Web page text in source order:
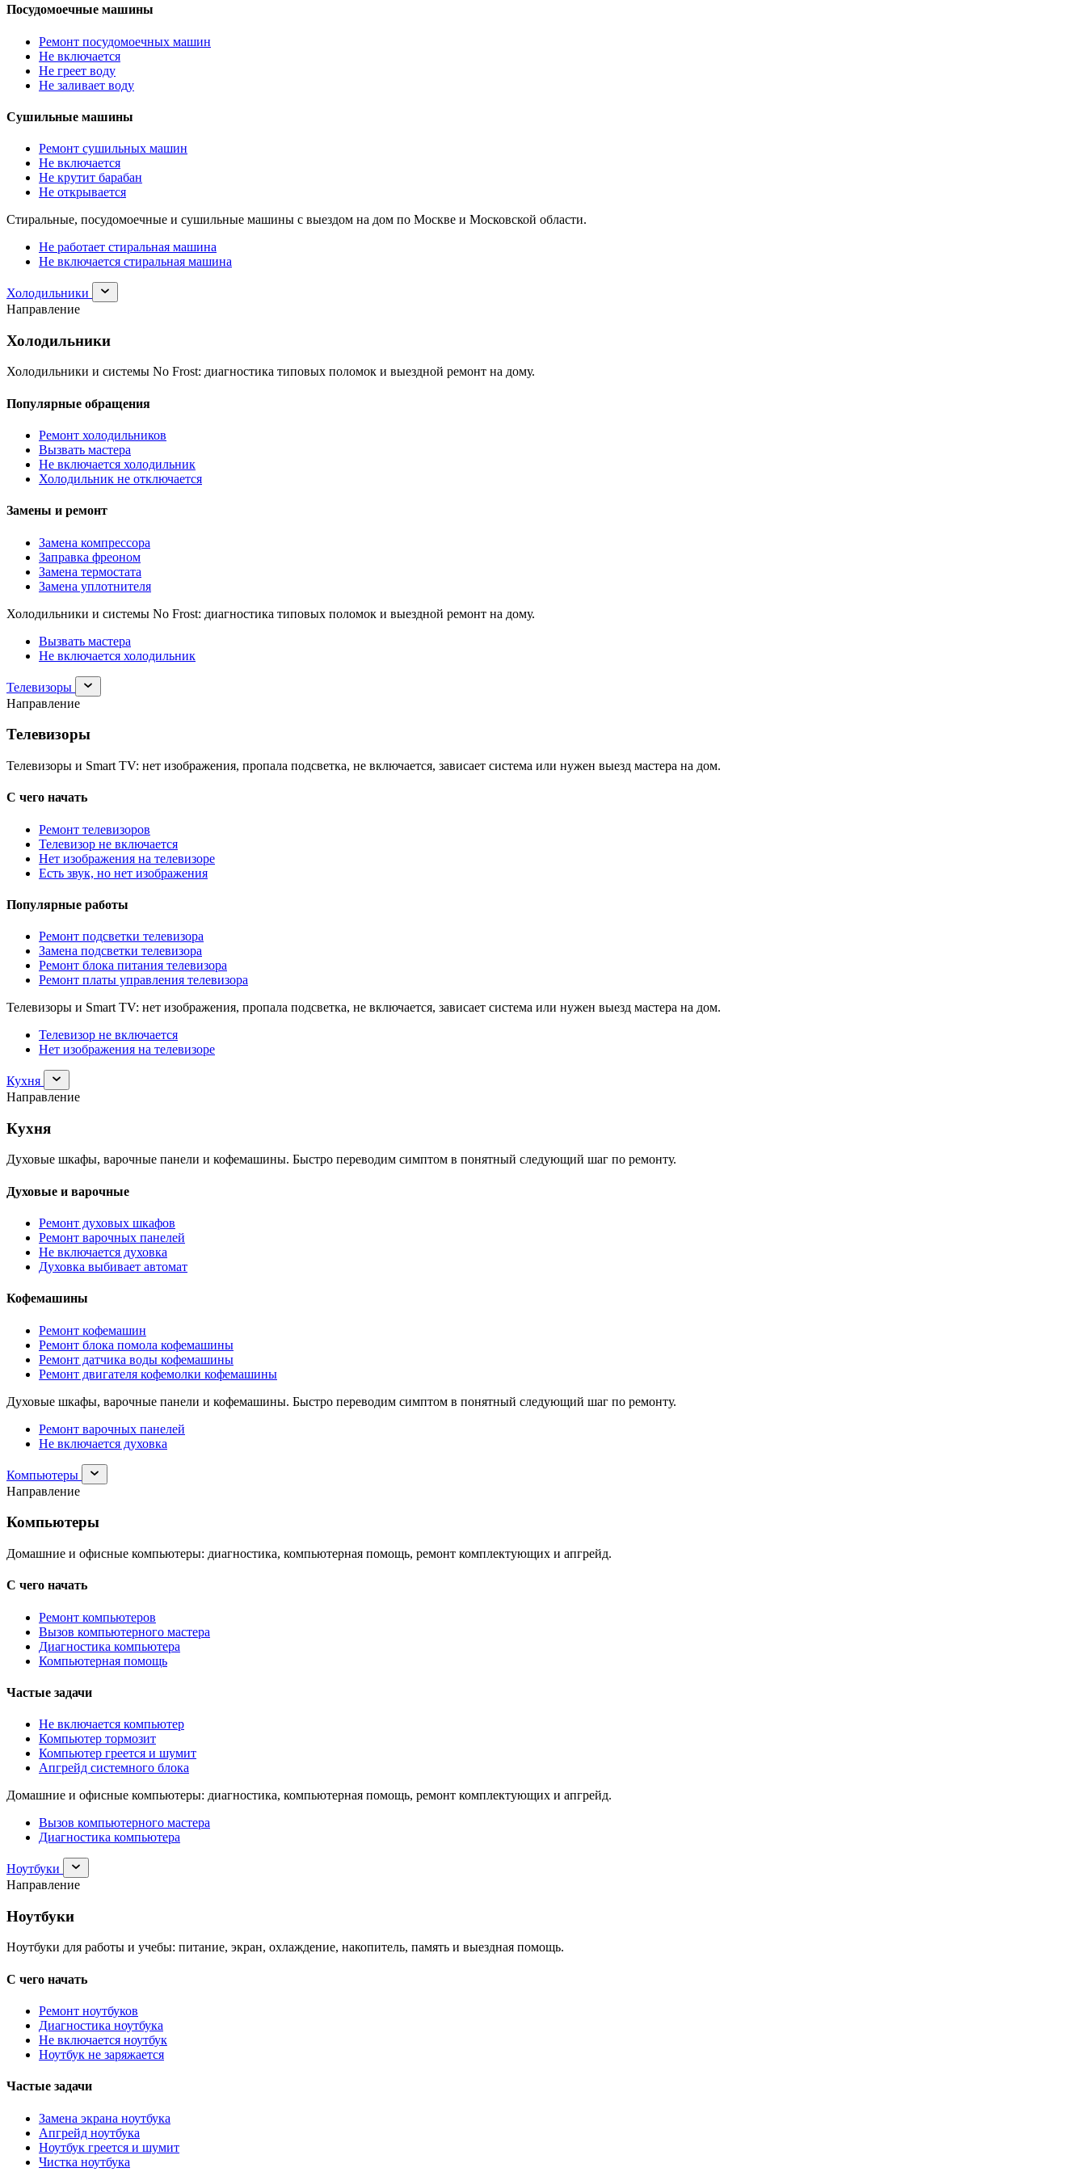
Посудомоечные машины
Ремонт посудомоечных машин
Не включается
Не греет воду
Не заливает воду
Сушильные машины
Ремонт сушильных машин
Не включается
Не крутит барабан
Не открывается
Стиральные, посудомоечные и сушильные машины с выездом на дом по Москве и Московской области.
Не работает стиральная машина
Не включается стиральная машина
Холодильники
Раскрыть
раздел
Направление
Холодильники
Холодильники и системы No Frost: диагностика типовых поломок и выездной ремонт на дому.
Популярные обращения
Ремонт холодильников
Вызвать мастера
Не включается холодильник
Холодильник не отключается
Замены и ремонт
Замена компрессора
Заправка фреоном
Замена термостата
Замена уплотнителя
Холодильники и системы No Frost: диагностика типовых поломок и выездной ремонт на дому.
Вызвать мастера
Не включается холодильник
Телевизоры
Раскрыть
раздел
Направление
Телевизоры
Телевизоры и Smart TV: нет изображения, пропала подсветка, не включается, зависает система или нужен выезд мастера на дом.
С чего начать
Ремонт телевизоров
Телевизор не включается
Нет изображения на телевизоре
Есть звук, но нет изображения
Популярные работы
Ремонт подсветки телевизора
Замена подсветки телевизора
Ремонт блока питания телевизора
Ремонт платы управления телевизора
Телевизоры и Smart TV: нет изображения, пропала подсветка, не включается, зависает система или нужен выезд мастера на дом.
Телевизор не включается
Нет изображения на телевизоре
Кухня
Раскрыть
раздел
Кухня
Направление
Кухня
Духовые шкафы, варочные панели и кофемашины. Быстро переводим симптом в понятный следующий шаг по ремонту.
Духовые и варочные
Ремонт духовых шкафов
Ремонт варочных панелей
Не включается духовка
Духовка выбивает автомат
Кофемашины
Ремонт кофемашин
Ремонт блока помола кофемашины
Ремонт датчика воды кофемашины
Ремонт двигателя кофемолки кофемашины
Духовые шкафы, варочные панели и кофемашины. Быстро переводим симптом в понятный следующий шаг по ремонту.
Ремонт варочных панелей
Не включается духовка
Компьютеры
Раскрыть
раздел
Направление
Компьютеры
Домашние и офисные компьютеры: диагностика, компьютерная помощь, ремонт комплектующих и апгрейд.
С чего начать
Ремонт компьютеров
Вызов компьютерного мастера
Диагностика компьютера
Компьютерная помощь
Частые задачи
Не включается компьютер
Компьютер тормозит
Компьютер греется и шумит
Апгрейд системного блока
Домашние и офисные компьютеры: диагностика, компьютерная помощь, ремонт комплектующих и апгрейд.
Вызов компьютерного мастера
Диагностика компьютера
Ноутбуки
Раскрыть
раздел
Ноутбуки
Направление
Ноутбуки
Ноутбуки для работы и учебы: питание, экран, охлаждение, накопитель, память и выездная помощь.
С чего начать
Ремонт ноутбуков
Диагностика ноутбука
Не включается ноутбук
Ноутбук не заряжается
Частые задачи
Замена экрана ноутбука
Апгрейд ноутбука
Ноутбук греется и шумит
Чистка ноутбука